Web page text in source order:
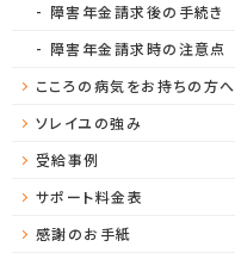
障害年金請求後の手続き
障害年金請求時の注意点
こころの病気をお持ちの方へ
ソレイユの強み
受給事例
サポート料金表
感謝のお手紙